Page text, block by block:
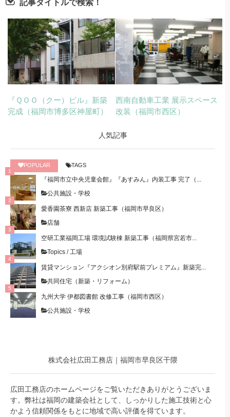
記事タイトルで検索！
『ＱＯＯ（クー）ビル』新築
完成（福岡市博多区神屋町）
西南自動車工業 展示スペース
改装（福岡市西区）
人気記事
POPULAR TAGS
『福岡市立中央児童会館』『あすみん』内装工事 完了（...
公共施設・学校
愛香園茶寮 西新店 新築工事（福岡市早良区）
店舗
空研工業福岡工場 環境試験棟 新築工事（福岡県宮若市...
Topics /工場
賃貸マンション『アクシオン別府駅前プレミアム』新築完...
共同住宅（新築・リフォーム）
九州大学 伊都図書館 改修工事（福岡市西区）
公共施設・学校
株式会社広田工務店｜福岡市早良区干隈
広田工務店のホームページをご覧いただきありがとうございま
す。弊社は福岡の建築会社として、しっかりした施工技術と心
かよう信頼関係をもとに地域で高い評価を得ています。